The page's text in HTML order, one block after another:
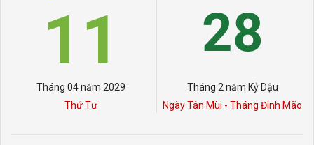
11
Tháng 04 năm 2029
Thứ Tư
28
Tháng 2 năm Kỷ Dậu
Ngày Tân Mùi - Tháng Đinh Mão